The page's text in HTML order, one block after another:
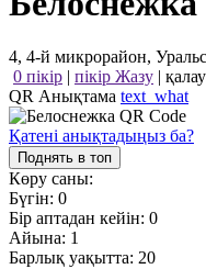
4, 4-й микрорайон,
0 пікір | пікір Жазу | қалау
QR Анықтама text_what
Қатені анықтадыңыз ба?
Поднять в топ
Көру саны:
Бүгін: 0
Бір аптадан кейін: 0
Айына: 1
Барлық уақытта: 20